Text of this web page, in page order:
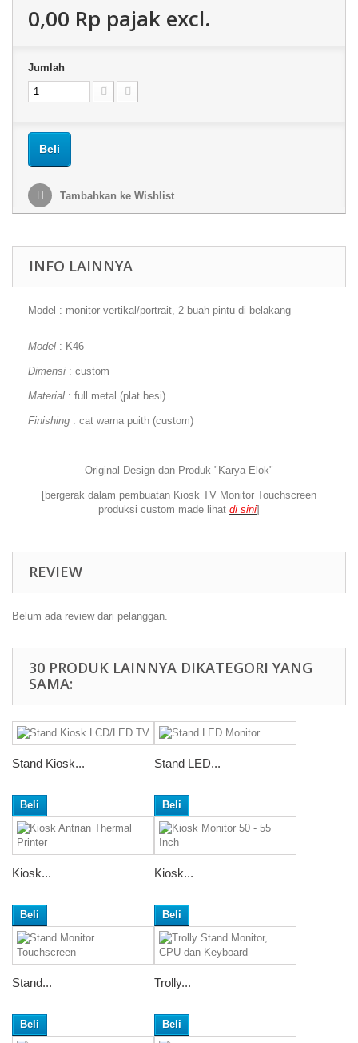
0,00 Rp‎ pajak excl.
Jumlah
Beli
Tambahkan ke Wishlist
INFO LAINNYA
Model : monitor vertikal/portrait, 2 buah pintu di belakang
Model : K46
Dimensi : custom
Material : full metal (plat besi)
Finishing : cat warna puith (custom)
Original Design dan Produk "Karya Elok"
[bergerak dalam pembuatan Kiosk TV Monitor Touchscreen
produksi custom made lihat di sini]
REVIEW
Belum ada review dari pelanggan.
30 PRODUK LAINNYA DIKATEGORI YANG
SAMA:
Stand Kiosk...
Beli
Stand LED...
Beli
Kiosk...
Beli
Kiosk...
Beli
Stand...
Beli
Trolly...
Beli